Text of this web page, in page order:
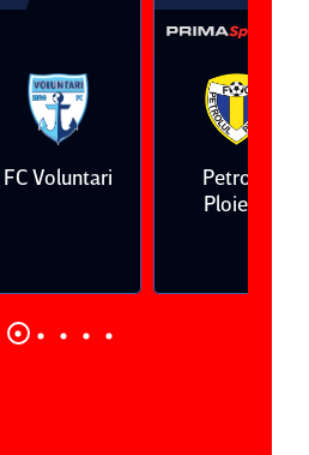
FC Voluntari
Petrolul
Ploieşti